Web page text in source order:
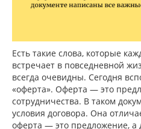
Есть такие слова, которые
встречает в повседневной
всегда очевидны. Сегодня
«оферта». Оферта — это
сотрудничества. В таком
условия договора. Она
оферта — это предложение, а